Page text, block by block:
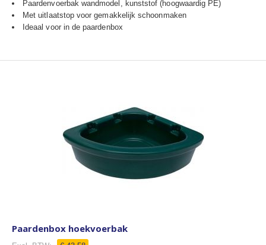
Paardenvoerbak wandmodel, kunststof (hoogwaardig PE)
Met uitlaatstop voor gemakkelijk schoonmaken
Ideaal voor in de paardenbox
Paardenbox hoekvoerbak